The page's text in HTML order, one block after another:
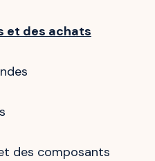
et des achats
des composants